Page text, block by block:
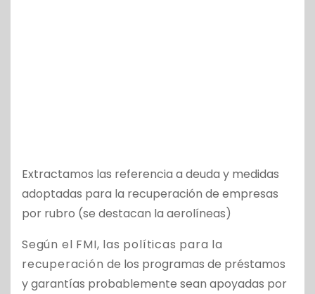
Extractamos las referencia a deuda y medidas
adoptadas para la recuperación de empresas
por rubro (se destacan la aerolíneas)
Según el FMI, las políticas para la
recuperaciónde los programas de préstamos
y garantías probablemente sean apoyadas por